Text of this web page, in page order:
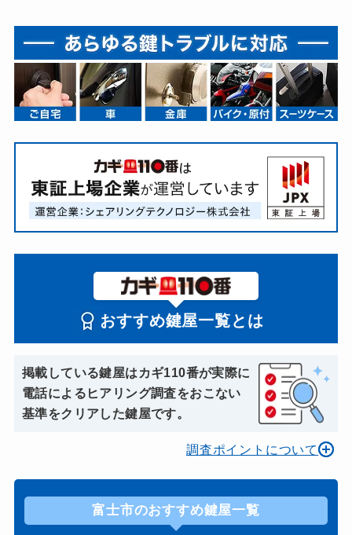
おすすめ鍵屋一覧とは
掲載している鍵屋はカギ110番が実際に
電話によるヒアリング調査をおこない
基準をクリアした鍵屋です。
調査ポイントについて
富士市のおすすめ鍵屋一覧